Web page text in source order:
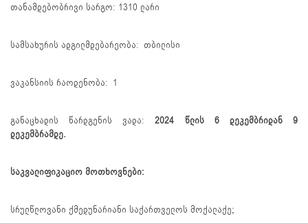
თანამდებობრივი სარგო: 1310 ლარი
სამსახურის ადგილმდებარეობა: თბილისი
ვაკანსიის რაოდენობა: 1
განაცხადის წარდგენის ვადა:2024 წლის 6 დეკემბრიდან 9
დეკემბრამდე.
საკვალიფიკაციო მოთხოვნები:
სრულწლოვანი ქმედუნარიანი საქართველოს მოქალაქე;